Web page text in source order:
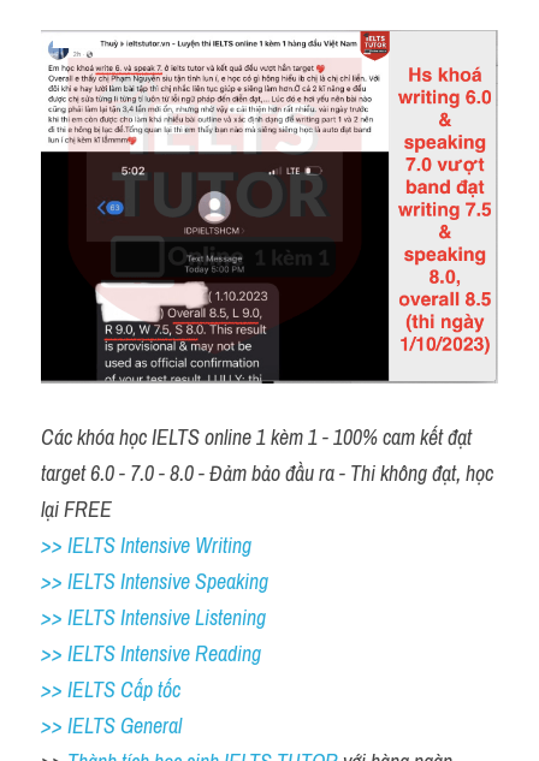
Các khóa học IELTS online 1 kèm 1 - 100% cam kết đạt
target 6.0 - 7.0 - 8.0 - Đảm bảo đầu ra - Thi không đạt, học
lại FREE
>> IELTS Intensive Writing
>> IELTS Intensive Speaking
>> IELTS Intensive Listening
>> IELTS Intensive Reading
>> IELTS Cấp tốc
>> IELTS General